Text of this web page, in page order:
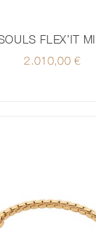
FLEX’IT
2.010,00€